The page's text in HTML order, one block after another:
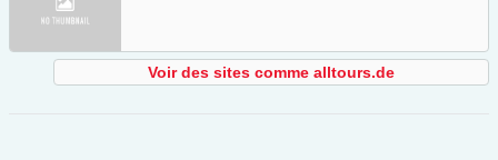
Voir des sites comme alltours.de